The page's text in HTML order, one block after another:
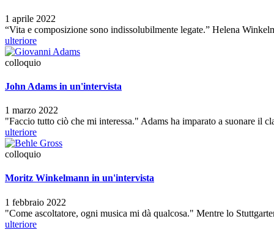
1 aprile 2022
“Vita e composizione sono indissolubilmente legate.” Helena
ulteriore
colloquio
John Adams in un'intervista
1 marzo 2022
"Faccio tutto ciò che mi interessa." Adams ha imparato a suonare il
ulteriore
colloquio
Moritz Winkelmann in un'intervista
1 febbraio 2022
"Come ascoltatore, ogni musica mi dà qualcosa." Mentre lo
ulteriore